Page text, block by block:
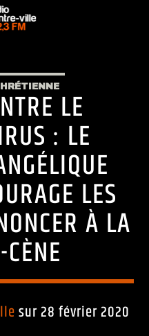
LE
: LE
LES
À LA
sur 28 février 2020